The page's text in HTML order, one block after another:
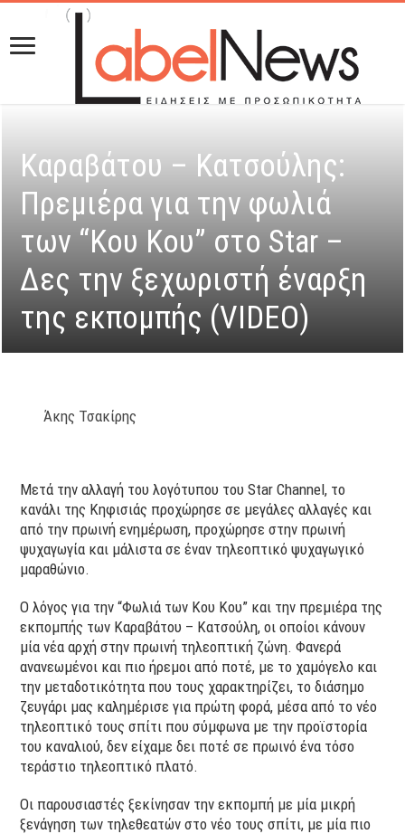
Καραβάτου – Κατσούλης:
Πρεμιέρα για την φωλιά
των “Κου Κου” στο Star –
Δες την ξεχωριστή έναρξη
της εκπομπής (VIDEO)
Άκης Τσακίρης
Μετά την αλλαγή του λογότυπου του Star Channel, το
κανάλι της Κηφισιάς προχώρησε σε μεγάλες αλλαγές και
από την πρωινή ενημέρωση, προχώρησε στην πρωινή
ψυχαγωγία και μάλιστα σε έναν τηλεοπτικό ψυχαγωγικό
μαραθώνιο.
Ο λόγος για την “Φωλιά των Κου Κου” και την πρεμιέρα της
εκπομπής των Καραβάτου – Κατσούλη, οι οποίοι κάνουν
μία νέα αρχή στην πρωινή τηλεοπτική ζώνη. Φανερά
ανανεωμένοι και πιο ήρεμοι από ποτέ, με το χαμόγελο και
την μεταδοτικότητα που τους χαρακτηρίζει, το διάσημο
ζευγάρι μας καλημέρισε για πρώτη φορά, μέσα από το νέο
τηλεοπτικό τους σπίτι που σύμφωνα με την προϊστορία
του καναλιού, δεν είχαμε δει ποτέ σε πρωινό ένα τόσο
τεράστιο τηλεοπτικό πλατό.
Οι παρουσιαστές ξεκίνησαν την εκπομπή με μία μικρή
ξενάγηση των τηλεθεατών στο νέο τους σπίτι, με μία πιο